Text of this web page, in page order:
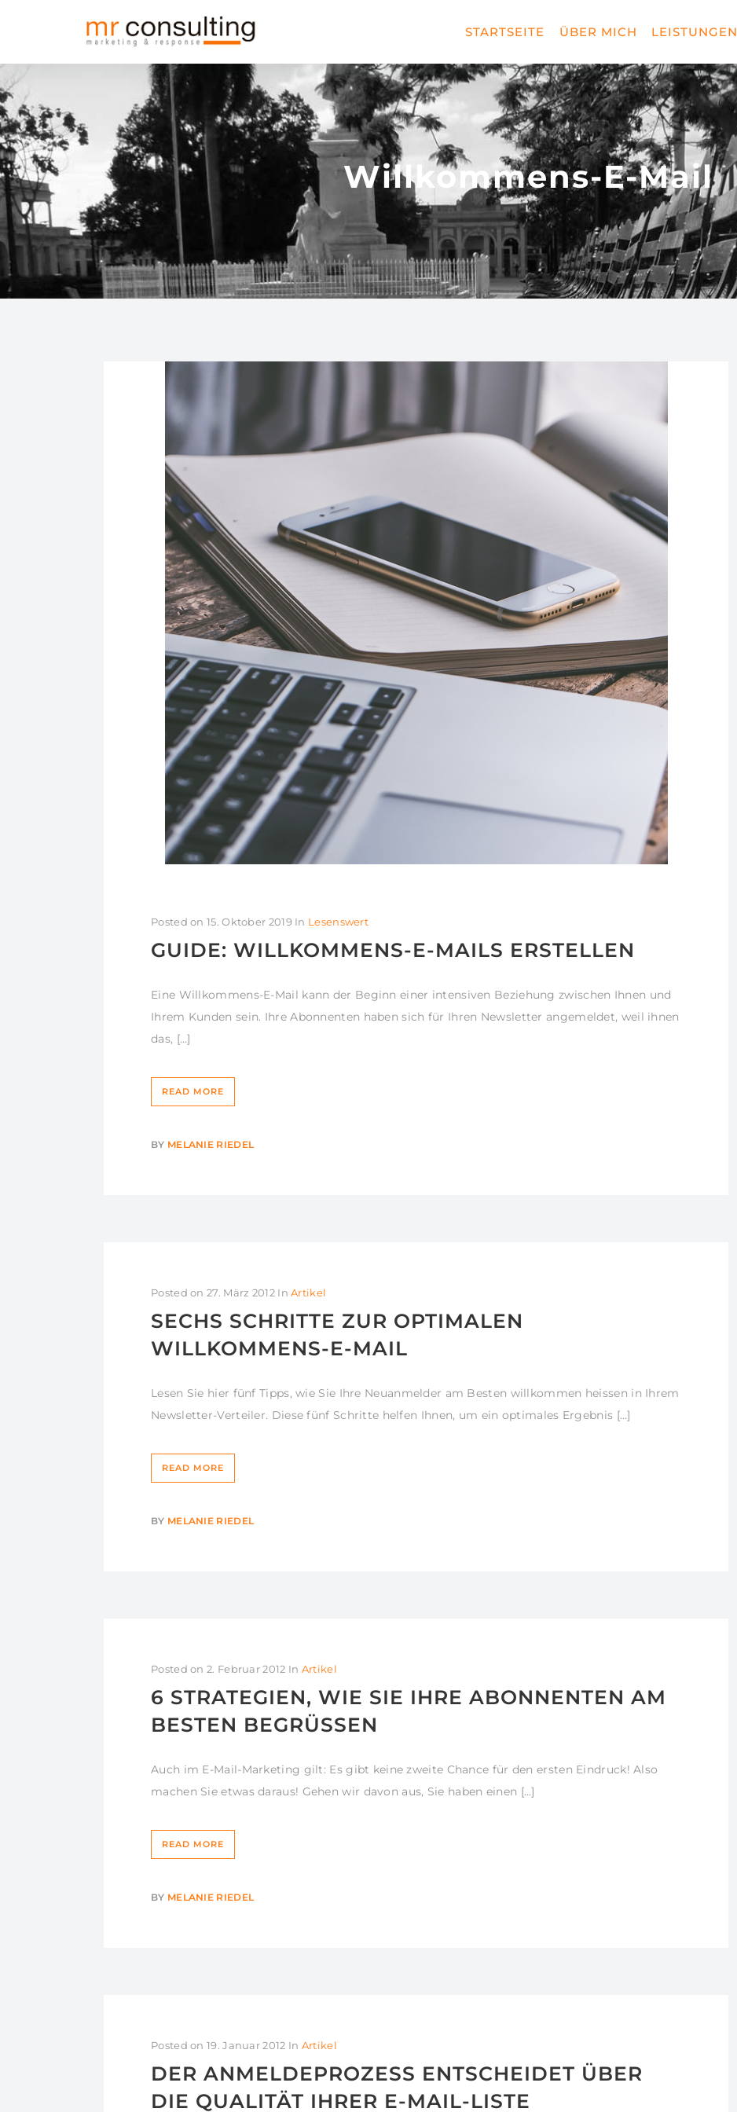
STARTSEITE ÜBER MICH LEISTUNGEN
Willkommens-E-Mail
Posted on 15. Oktober 2019 In Lesenswert
GUIDE: WILLKOMMENS-E-MAILS ERSTELLEN
Eine Willkommens-E-Mail kann der Beginn einer intensiven Beziehung zwischen Ihnen und
Ihrem Kunden sein. Ihre Abonnenten haben sich für Ihren Newsletter angemeldet, weil ihnen
das, […]
READ MORE
BY MELANIE RIEDEL
Posted on 27. März 2012 InArtikel
SECHS SCHRITTE ZUR OPTIMALEN
WILLKOMMENS-E-MAIL
Lesen Sie hier fünf Tipps, wie Sie Ihre Neuanmelder am Besten willkommen heissen in Ihrem
Newsletter-Verteiler. Diese fünf Schritte helfen Ihnen, um ein optimales Ergebnis […]
READ MORE
BY MELANIE RIEDEL
Posted on 2. Februar 2012 In Artikel
6 STRATEGIEN, WIE SIE IHRE ABONNENTEN AM
BESTEN BEGRÜSSEN
Auch im E-Mail-Marketing gilt: Es gibt keine zweite Chance für den ersten Eindruck! Also
machen Sie etwas daraus! Gehen wir davon aus, Sie haben einen […]
READ MORE
BY MELANIE RIEDEL
Posted on 19. Januar 2012 In Artikel
DER ANMELDEPROZESS ENTSCHEIDET ÜBER
DIE QUALITÄT IHRER E-MAIL-LISTE